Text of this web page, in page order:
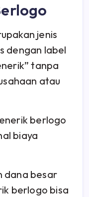
jenis
dengan label
tanpa
atau
berlogo
biaya
dana besar
berlogo bisa